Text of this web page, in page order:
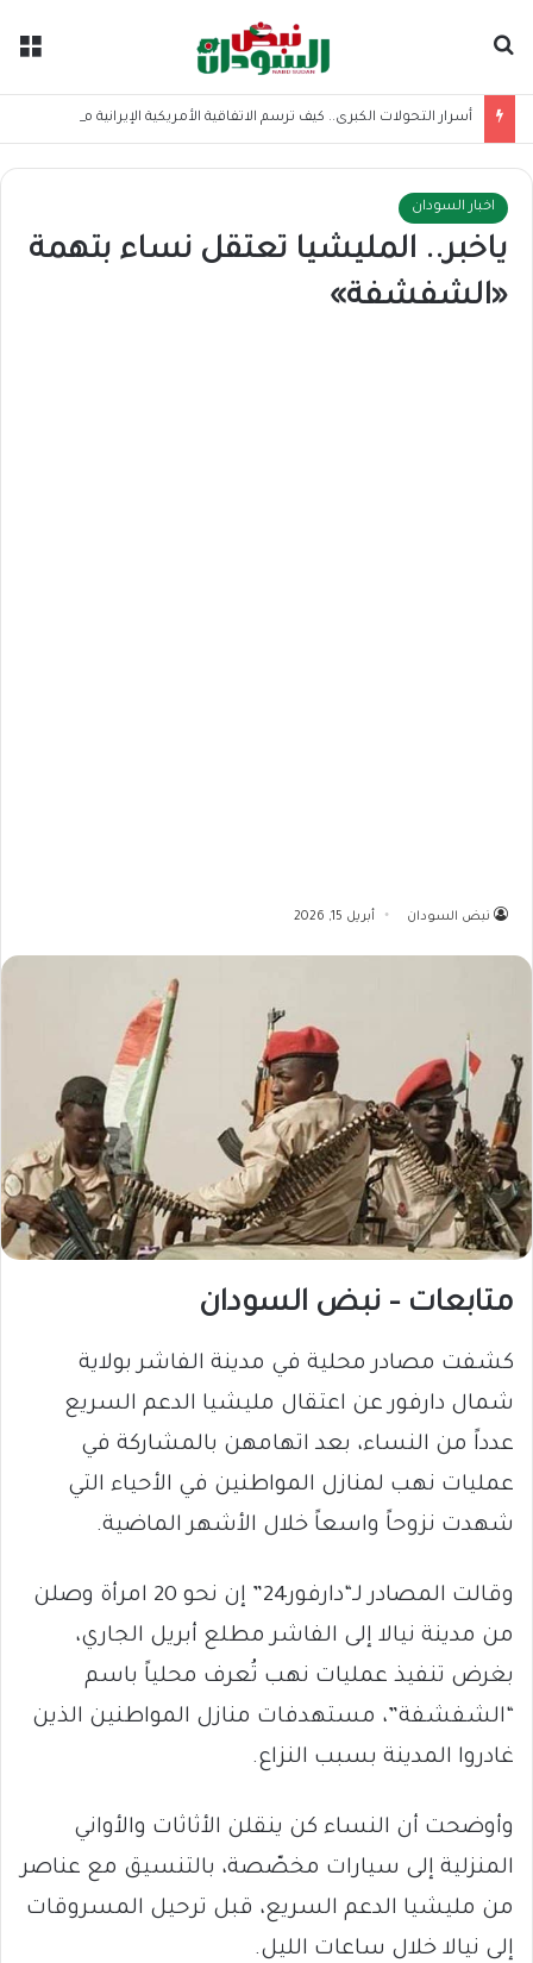
اخبار السودان
ياخبر.. المليشيا تعتقل نساء بتهمة
«الشفشفة»
نبض السودان أبريل 15, 2026
متابعات – نبض السودان
كشفت مصادر محلية في مدينة الفاشر بولاية
شمال دارفور عن اعتقال مليشيا الدعم السريع
عدداً من النساء، بعد اتهامهن بالمشاركة في
عمليات نهب لمنازل المواطنين في الأحياء التي
شهدت نزوحاً واسعاً خلال الأشهر الماضية.
وقالت المصادر لـ“دارفور24” إن نحو 20 امرأة وصلن
من مدينة نيالا إلى الفاشر مطلع أبريل الجاري،
بغرض تنفيذ عمليات نهب تُعرف محلياً باسم
“الشفشفة”، مستهدفات منازل المواطنين الذين
غادروا المدينة بسبب النزاع.
وأوضحت أن النساء كن ينقلن الأثاثات والأواني
المنزلية إلى سيارات مخصّصة، بالتنسيق مع عناصر
من مليشيا الدعم السريع، قبل ترحيل المسروقات
إلى نيالا خلال ساعات الليل.